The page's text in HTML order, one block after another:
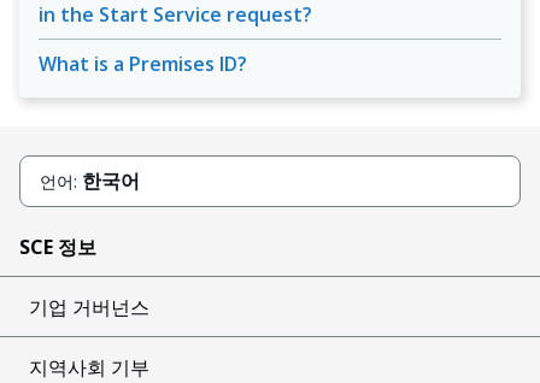
in the Start Service request?
What is a Premises ID?
언어: 한국어
SCE 정보
기업 거버넌스
지역사회 기부